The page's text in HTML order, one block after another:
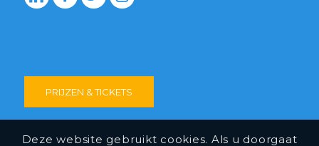
PRIJZEN & TICKETS
Deze website gebruikt cookies. Als u doorgaat